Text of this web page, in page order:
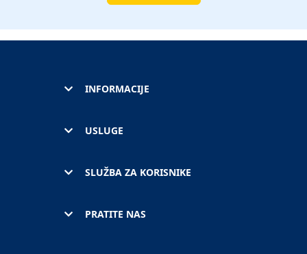
INFORMACIJE
USLUGE
SLUŽBA ZA KORISNIKE
PRATITE NAS